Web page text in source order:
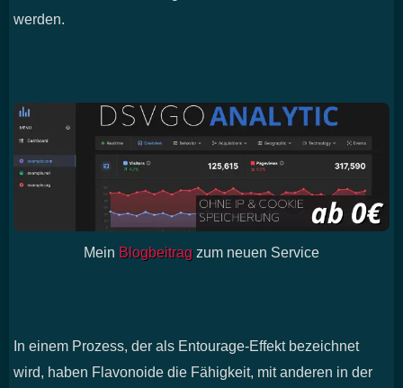
werden.
Mein Blogbeitrag zum neuen Service
In einem Prozess, der als Entourage-Effekt bezeichnet
wird, haben Flavonoide die Fähigkeit, mit anderen in der